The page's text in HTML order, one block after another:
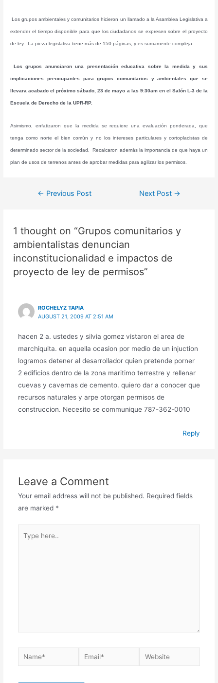
Los grupos ambientales y comunitarios hicieron un llamado a la Asamblea Legislativa a
extender el tiempo disponible para que los ciudadanos se expresen sobre el proyecto
de ley. La pieza legislativa tiene más de 150 páginas, y es sumamente compleja.
Los grupos anunciaron una presentación educativa sobre la medida y sus
implicaciones preocupantes para grupos comunitarios y ambientales que se
llevara acabado el próximo sábado, 23 de mayo a las 9:30am en el Salón L-3 de la
Escuela de Derecho de la UPR-RP.
Asimismo, enfatizaron que la medida se requiere una evaluación ponderada, que
tenga como norte el bien común y no los intereses particulares y cortoplacistas de
determinado sector de la sociedad. Recalcaron además la importancia de que haya un
plan de usos de terrenos antes de aprobar medidas para agilizar los permisos.
Post← Previous Post Next Post →
1 thought on “Grupos comunitarios y
ambientalistas denuncian
inconstitucionalidad e impactos de
proyecto de ley de permisos”
ROCHELYZ TAPIA
AUGUST 21, 2009 AT 2:51 AM
hacen 2 a. ustedes y silvia gomez vistaron el area de
marchiquita. en aquella ocasion por medio de un injuction
logramos detener al desarrollador quien pretende porner
2 edificios dentro de la zona maritimo terrestre y rellenar
cuevas y cavernas de cemento. quiero dar a conocer que
recursos naturales y arpe otorgan permisos de
construccion. Necesito se communique 787-362-0010
Reply
Leave a Comment
Your email address will not be published. Required fields
are marked *
here..
Name* Email* Website